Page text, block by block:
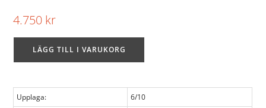
4.750 kr
LÄGG TILL I VARUKORG
Upplaga:
6/10